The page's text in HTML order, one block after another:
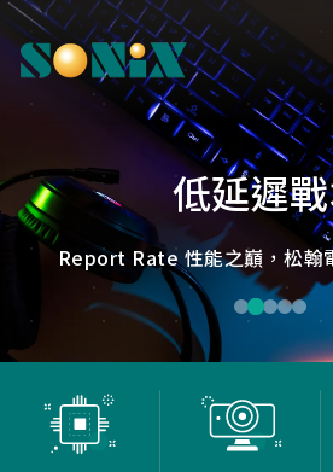
微小核心，巨
松翰MCU：極致效能，智
低延遲
Report Rate 性能之巔，松翰
捕捉每個清
高畫質ISP技術，支援HDR/3D降
能力
點讀魔法，數位
OID光學辨識技術，紙本內容瞬間
章
低延遲，無
確保流暢穩定的影